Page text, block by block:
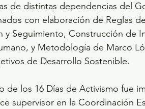
de distintas dependencias del
con elaboración de Reglas
Seguimiento, Construcción de
y Metodología de Marco
de Desarrollo Sostenible.
de los 16 Días de Activismo fue
supervisor en la Coordinación